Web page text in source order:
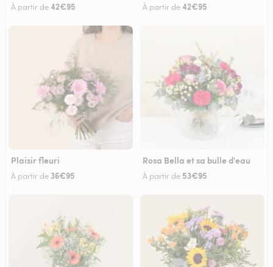
À partir de42€95 À partir de42€95
Plaisir fleuri
À partir de 36€95
Rosa Bella et sa bulle d'eau
À partir de 53€95